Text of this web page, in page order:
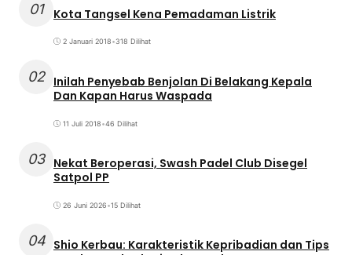
01 Kota Tangsel Kena Pemadaman Listrik
2 Januari 2018•318 Dilihat
02 Inilah Penyebab Benjolan Di Belakang Kepala
Dan Kapan Harus Waspada
11 Juli 2018•46 Dilihat
03 Nekat Beroperasi, Swash Padel Club Disegel
Satpol PP
26 Juni 2026•15 Dilihat
04 Shio Kerbau: Karakteristik Kepribadian dan Tips